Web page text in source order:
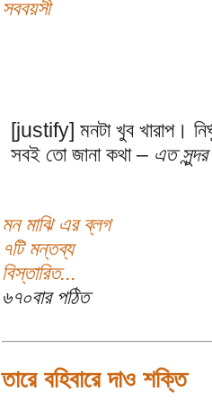
সববয়সী
[justify] মনটা খুব খারাপ।
সবই তো জানা কথা – এত
মন মাঝি এর ব্লগ
৭টি মন্তব্য
বিস্তারিত...
৬৭০বার পঠিত
তারে বহিবারে দাও শক্তি